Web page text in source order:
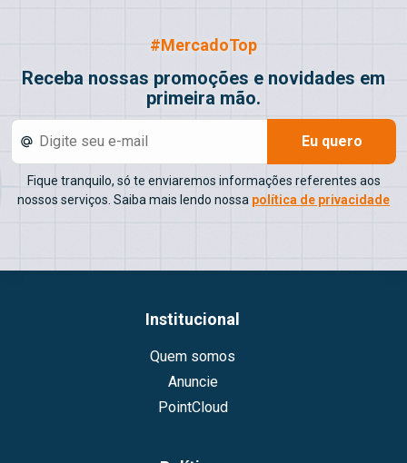
#MercadoTop
Receba nossas promoções e novidades em
primeira mão.
Eu quero
Fique tranquilo, só te enviaremos informações referentes aos
nossos serviços. Saiba mais lendo nossa política de privacidade
Institucional
Quem somos
Anuncie
PointCloud